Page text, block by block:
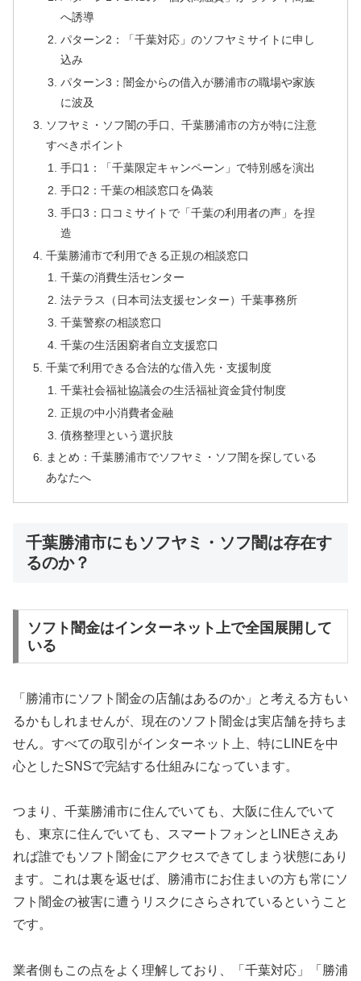
へ誘導
パターン2：「千葉対応」のソフヤミサイトに申し
込み
パターン3：闇金からの借入が勝浦市の職場や家族
に波及
ソフヤミ・ソフ闇の手口、千葉勝浦市の方が特に注意
すべきポイント
手口1：「千葉限定キャンペーン」で特別感を演出
手口2：千葉の相談窓口を偽装
手口3：口コミサイトで「千葉の利用者の声」を捏
造
千葉勝浦市で利用できる正規の相談窓口
千葉の消費生活センター
法テラス（日本司法支援センター）千葉事務所
千葉警察の相談窓口
千葉の生活困窮者自立支援窓口
千葉で利用できる合法的な借入先・支援制度
千葉社会福祉協議会の生活福祉資金貸付制度
正規の中小消費者金融
債務整理という選択肢
まとめ：千葉勝浦市でソフヤミ・ソフ闇を探している
あなたへ
千葉勝浦市にもソフヤミ・ソフ闇は存在す
るのか？
ソフト闇金はインターネット上で全国展開して
いる
「勝浦市にソフト闇金の店舗はあるのか」と考える方もい
るかもしれませんが、現在のソフト闇金は実店舗を持ちま
せん。すべての取引がインターネット上、特にLINEを中
心としたSNSで完結する仕組みになっています。
つまり、千葉勝浦市に住んでいても、大阪に住んでいて
も、東京に住んでいても、スマートフォンとLINEさえあ
れば誰でもソフト闇金にアクセスできてしまう状態にあり
ます。これは裏を返せば、勝浦市にお住まいの方も常にソ
フト闇金の被害に遭うリスクにさらされているということ
です。
業者側もこの点をよく理解しており、「千葉対応」「勝浦